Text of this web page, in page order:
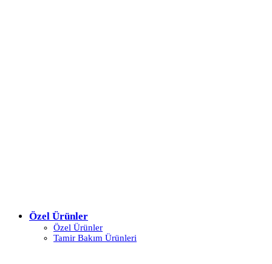
Özel Ürünler
Özel Ürünler
Tamir Bakım Ürünleri